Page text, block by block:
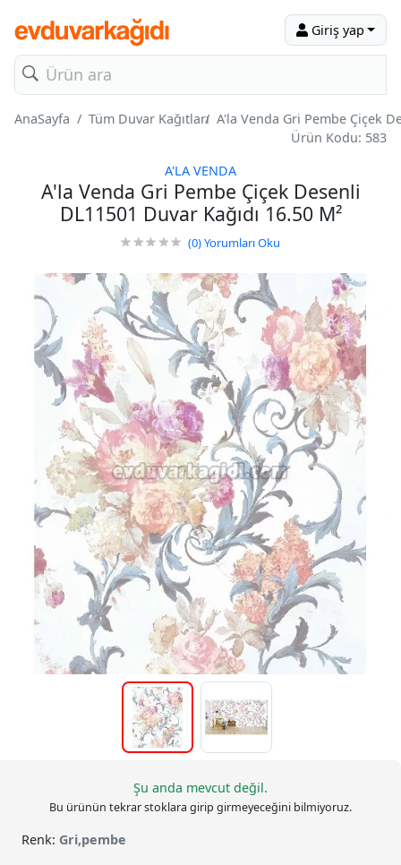
Giriş yap
AnaSayfa Tüm Duvar Kağıtları A'la Venda Gri Pembe Çiçek
Ürün Kodu: 583
A'LA VENDA
A'la Venda Gri Pembe Çiçek Desenli
DL11501 Duvar Kağıdı 16.50 M²
(0)Yorumları Oku
Şu anda mevcut değil.
Bu ürünün tekrar stoklara girip girmeyeceğini bilmiyoruz.
Renk: Gri,pembe